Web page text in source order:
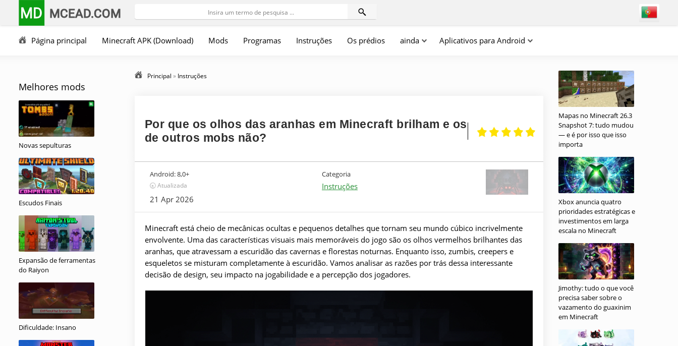
MD MCEAD.COM
Página principal Minecraft APK (Download) Mods Programas Instruções Os prédios ainda Aplicativos para Android
Melhores mods
Novas sepulturas
Escudos Finais
Expansão de ferramentas
do Raiyon
Dificuldade: Insano
Principal » Instruções
Por que os olhos das aranhas em Minecraft brilham e os
de outros mobs não?
Android:8,0+
🕣 Atualizada
21 Apr 2026
Categoria
Instruções
Minecraft está cheio de mecânicas ocultas e pequenos detalhes que tornam seu mundo cúbico incrivelmente
envolvente. Uma das características visuais mais memoráveis do jogo são os olhos vermelhos brilhantes das
aranhas, que atravessam a escuridão das cavernas e florestas noturnas. Enquanto isso, zumbis, creepers e
esqueletos se misturam completamente à escuridão. Vamos analisar as razões por trás dessa interessante
decisão de design, seu impacto na jogabilidade e a percepção dos jogadores.
Mapas no Minecraft 26.3
Snapshot 7: tudo mudou
— e é por isso que isso
importa
Xbox anuncia quatro
prioridades estratégicas e
investimentos em larga
escala no Minecraft
Jimothy: tudo o que você
precisa saber sobre o
vazamento do guaxinim
em Minecraft